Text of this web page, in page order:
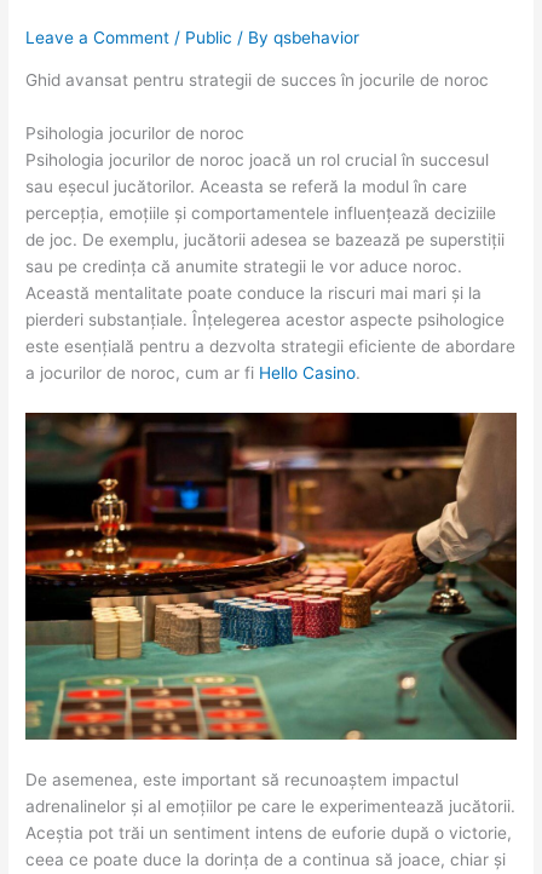
Leave a Comment / Public / Byqsbehavior
Ghid avansat pentru strategii de succes în jocurile de noroc
Psihologia jocurilor de noroc
Psihologia jocurilor de noroc joacă un rol crucial în succesul
sau eșecul jucătorilor. Aceasta se referă la modul în care
percepția, emoțiile și comportamentele influențează deciziile
de joc. De exemplu, jucătorii adesea se bazează pe superstiții
sau pe credința că anumite strategii le vor aduce noroc.
Această mentalitate poate conduce la riscuri mai mari și la
pierderi substanțiale. Înțelegerea acestor aspecte psihologice
este esențială pentru a dezvolta strategii eficiente de abordare
a jocurilor de noroc, cum ar fi Hello Casino.
De asemenea, este important să recunoaștem impactul
adrenalinelor și al emoțiilor pe care le experimentează jucătorii.
Aceștia pot trăi un sentiment intens de euforie după o victorie,
ceea ce poate duce la dorința de a continua să joace, chiar și